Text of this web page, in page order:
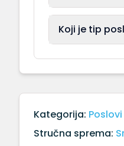
Koji je tip
Kategorija:
Stručna sprema: